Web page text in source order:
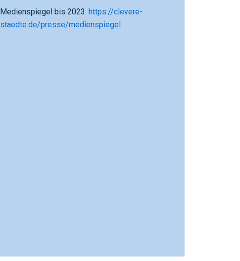
Medienspiegel bis 2023: https://clevere-
staedte.de/presse/medienspiegel